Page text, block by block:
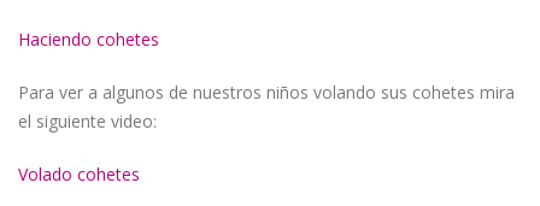
Haciendo cohetes
Para ver a algunos de nuestros niños volando sus cohetes mira
el siguiente video:
Volado cohetes